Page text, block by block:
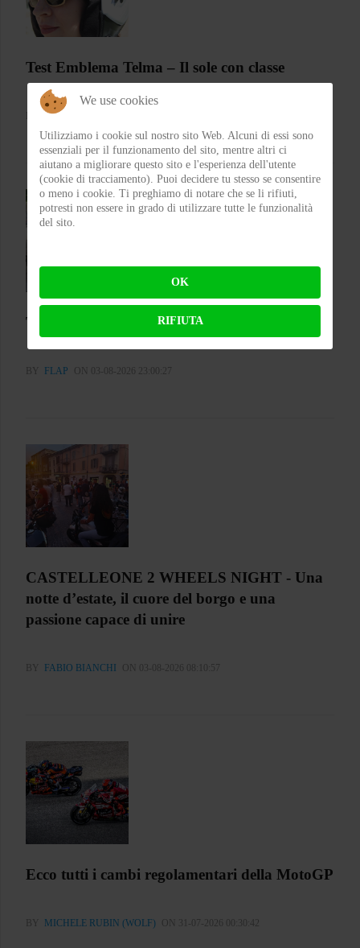
Test Emblema Telma – Il sole con classe
FRA
Test Silence S02 – Stile silenzioso
BY FLAP ON 03-08-2026 23:00:27
CASTELLEONE 2 WHEELS NIGHT - Una
notte d’estate, il cuore del borgo e una
passione capace di unire
BY FABIO BIANCHI ON 03-08-2026 08:10:57
Ecco tutti i cambi regolamentari della MotoGP
BY MICHELE RUBIN (WOLF) ON 31-07-2026 00:30:42
We use cookies
Utilizziamo i cookie sul nostro sito Web. Alcuni di essi sono
essenziali per il funzionamento del sito, mentre altri ci
aiutano a migliorare questo sito e l'esperienza dell'utente
(cookie di tracciamento). Puoi decidere tu stesso se consentire
o meno i cookie. Ti preghiamo di notare che se li rifiuti,
potresti non essere in grado di utilizzare tutte le funzionalità
del sito.
OK
RIFIUTA